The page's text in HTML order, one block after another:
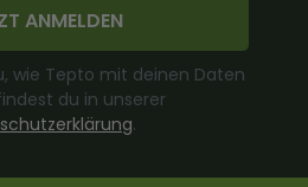
ANMELDEN
wie Tepto mit deinen Daten
du in unserer
.